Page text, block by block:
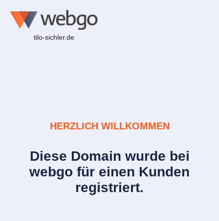
tilo-sichler.de
HERZLICH WILLKOMMEN
Diese Domain wurde bei
webgo für einen Kunden
registriert.